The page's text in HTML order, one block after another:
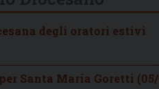
degli oratori estivi
Santa Maria Goretti